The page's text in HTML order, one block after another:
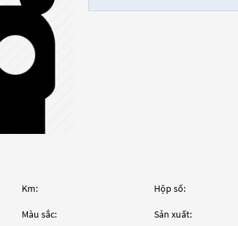
Km: Hộp số:
Màu sắc: Sản xuất: